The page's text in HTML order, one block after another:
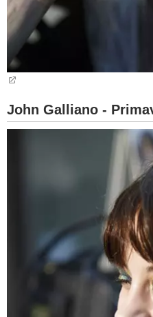
John Galliano -